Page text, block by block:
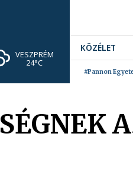
VESZPRÉM
24°C
KÖZÉLET
#Pannon